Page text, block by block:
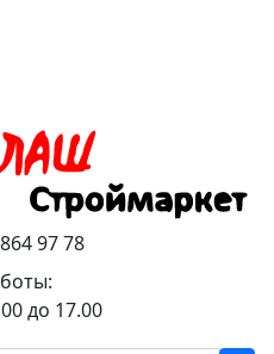
97 78
до 17.00